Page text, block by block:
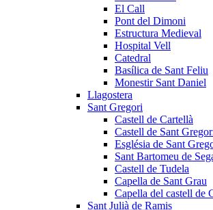
El Call
Pont del Dimoni
Estructura Medieval
Hospital Vell
Catedral
Basílica de Sant Feliu
Monestir Sant Daniel
Llagostera
Sant Gregori
Castell de Cartellà
Castell de Sant
Església de Sant
Sant Bartomeu de
Castell de Tudela
Capella de Sant Grau
Capella del castell de
Sant Julià de Ramis